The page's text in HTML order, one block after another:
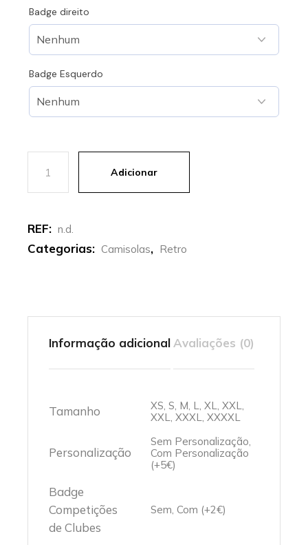
Badge direito
Badge Esquerdo
Quantidade de Inter | Camisola alternativa Retro 1997-
Adicionar
REF: n.d.
Categorias: Camisolas, Retro
Informação adicional Avaliações (0)
Tamanho
XS, S, M, L, XL, XXL,
XXL, XXXL, XXXXL
Personalização
Sem Personalização,
Com Personalização
(+5€)
Badge
Competições
de Clubes
Sem, Com (+2€)